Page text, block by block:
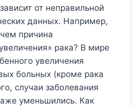
от неправильной
данных. Например,
причина
рака? В мире
увеличения
больных (кроме рака
случаи заболевания
уменьшились. Как